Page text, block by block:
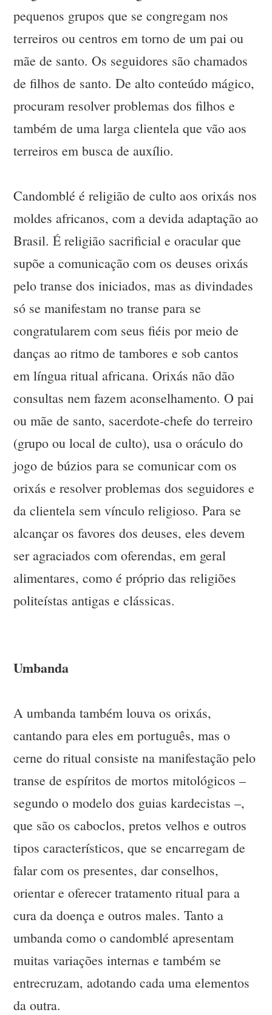
pequenos grupos que se congregam nos
terreiros ou centros em torno de um pai ou
mãe de santo. Os seguidores são chamados
de filhos de santo. De alto conteúdo mágico,
procuram resolver problemas dos filhos e
também de uma larga clientela que vão aos
terreiros em busca de auxílio.
Candomblé é religião de culto aos orixás nos
moldes africanos, com a devida adaptação ao
Brasil. É religião sacrificial e oracular que
supõe a comunicação com os deuses orixás
pelo transe dos iniciados, mas as divindades
só se manifestam no transe para se
congratularem com seus fiéis por meio de
danças ao ritmo de tambores e sob cantos
em língua ritual africana. Orixás não dão
consultas nem fazem aconselhamento. O pai
ou mãe de santo, sacerdote-chefe do terreiro
(grupo ou local de culto), usa o oráculo do
jogo de búzios para se comunicar com os
orixás e resolver problemas dos seguidores e
da clientela sem vínculo religioso. Para se
alcançar os favores dos deuses, eles devem
ser agraciados com oferendas, em geral
alimentares, como é próprio das religiões
politeístas antigas e clássicas.
Umbanda
A umbanda também louva os orixás,
cantando para eles em português, mas o
cerne do ritual consiste na manifestação pelo
transe de espíritos de mortos mitológicos –
segundo o modelo dos guias kardecistas –,
que são os caboclos, pretos velhos e outros
tipos característicos, que se encarregam de
falar com os presentes, dar conselhos,
orientar e oferecer tratamento ritual para a
cura da doença e outros males. Tanto a
umbanda como o candomblé apresentam
muitas variações internas e também se
entrecruzam, adotando cada uma elementos
da outra.